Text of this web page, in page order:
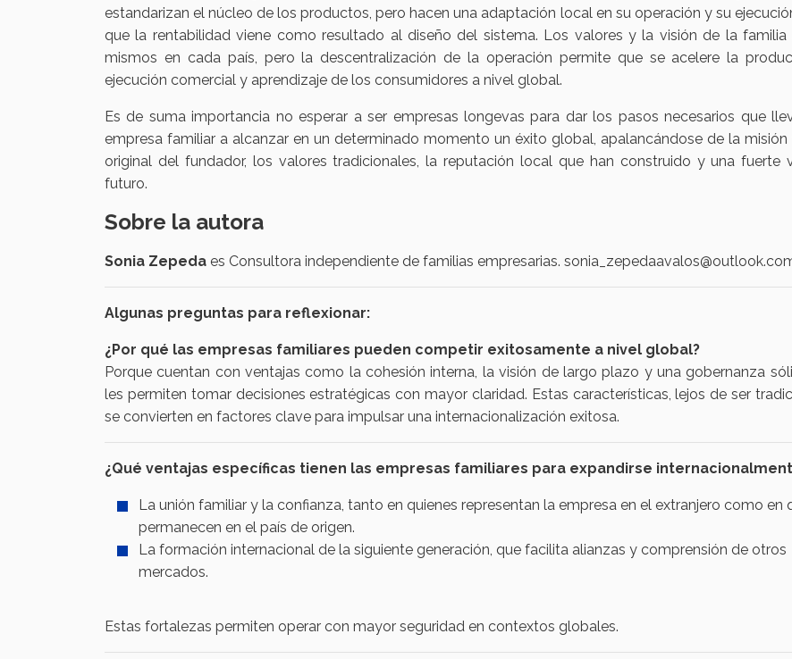
estandarizan el núcleo de los productos, pero hacen una adaptación local en su operación y su
que la rentabilidad viene como resultado al diseño del sistema. Los valores y la visión de la familia
mismos en cada país, pero la descentralización de la operación permite que se acelere la
ejecución comercial y aprendizaje de los consumidores a nivel global.
Es de suma importancia no esperar a ser empresas longevas para dar los pasos necesarios que
empresa familiar a alcanzar en un determinado momento un éxito global, apalancándose de la misión
original del fundador, los valores tradicionales, la reputación local que han construido y una fuerte
futuro.
Sobre la autora
Sonia Zepeda es Consultora independiente de familias empresarias.
Algunas preguntas para reflexionar:
¿Por qué las empresas familiares pueden competir exitosamente a nivel global?
Porque cuentan con ventajas como la cohesión interna, la visión de largo plazo y una gobernanza
les permiten tomar decisiones estratégicas con mayor claridad. Estas características, lejos de ser
se convierten en factores clave para impulsar una internacionalización exitosa.
¿Qué ventajas específicas tienen las empresas familiares para expandirse
La unión familiar y la confianza, tanto en quienes representan la empresa en el extranjero como en
permanecen en el país de origen.
La formación internacional de la siguiente generación, que facilita alianzas y comprensión de otros
mercados.
Estas fortalezas permiten operar con mayor seguridad en contextos globales.